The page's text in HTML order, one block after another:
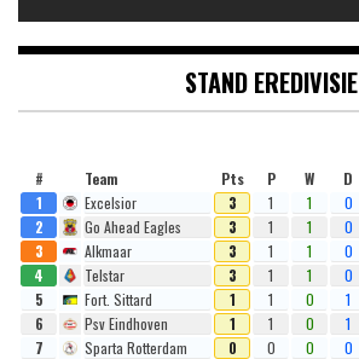
STAND EREDIVISIE
#
Team Pts P W D
1
Excelsior 3 1 1 0
2
Go Ahead Eagles 3 1 1 0
3
Alkmaar 3 1 1 0
4
Telstar 3 1 1 0
5
Fort. Sittard 1 1 0 1
6
Psv Eindhoven 1 1 0 1
7
Sparta Rotterdam 0 0 0 0